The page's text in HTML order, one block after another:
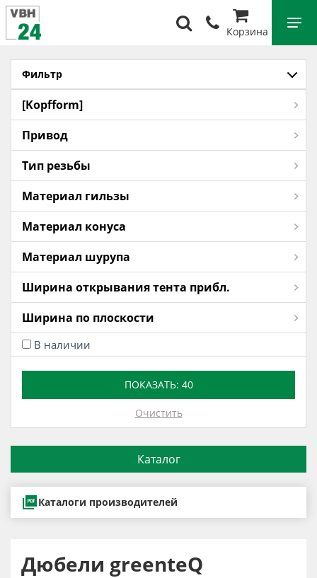
Корзина
Фильтр
[Kopfform]
Привод
Тип резьбы
Материал гильзы
Материал конуса
Материал шурупа
Ширина открывания тента прибл.
Ширина по плоскости
В наличии
ПОКАЗАТЬ: 40
Очистить
Каталог
Каталоги производителей
Дюбели greenteQ